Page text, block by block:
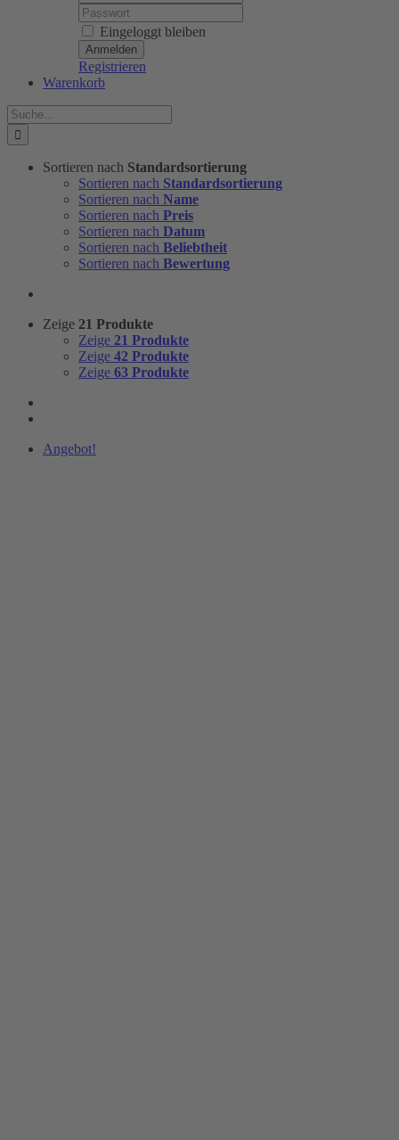
Password:
Eingeloggt bleiben
Registrieren
Warenkorb
Suche
nach:
Sortieren nach Standardsortierung
Sortieren nach Standardsortierung
Sortieren nach Name
Sortieren nach Preis
Sortieren nach Datum
Sortieren nach Beliebtheit
Sortieren nach Bewertung
Zeige 21 Produkte
Zeige 21 Produkte
Zeige 42 Produkte
Zeige 63 Produkte
Angebot!